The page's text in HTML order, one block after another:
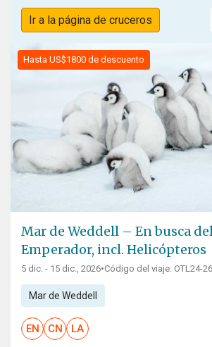
Ir a la página de cruceros
Hasta US$1800 de descuento
Mar de Weddell – En busca
Emperador, incl. Helicópteros
5 dic. - 15 dic., 2026•Código del viaje: OTL24-26
Mar de Weddell
EN CN LA